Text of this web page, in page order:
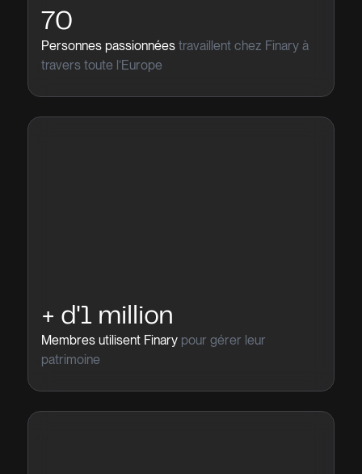
70
Personnes passionnées travaillent chez Finary à
travers toute l’Europe
+ d'1 million
Membres utilisent Finary pour gérer leur
patrimoine